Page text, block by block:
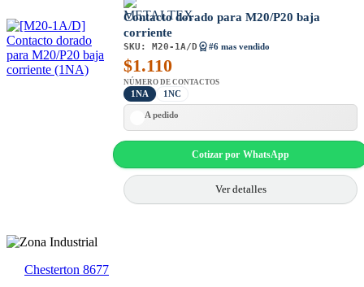
Contacto dorado para M20/P20 baja
corriente
SKU: M20-1A/D #6 mas vendido
$1.110
NÚMERO DE CONTACTOS
1NA 1NC
A pedido
Cotizar por WhatsApp
Ver detalles
Chesterton 8677